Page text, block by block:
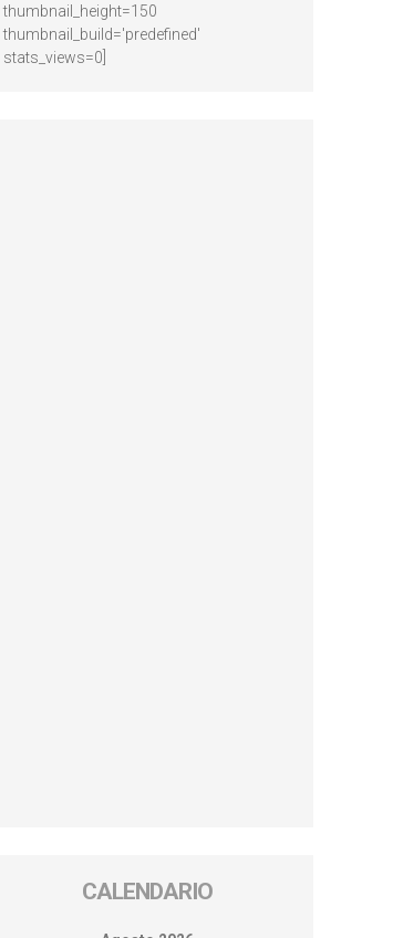
thumbnail_height=150
thumbnail_build='predefined'
stats_views=0]
CALENDARIO